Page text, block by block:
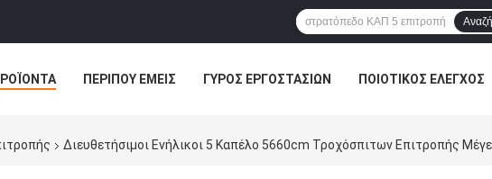
ΠΕΡΊΠΟΥ ΕΜΕΊΣ ΓΎΡΟΣ ΕΡΓΟΣΤΑΣΊΩΝ ΠΟΙΟΤΙΚΌΣ ΈΛΕΓΧΟΣ
Διευθετήσιμοι Ενήλικοι 5 Καπέλο 5660cm Τροχόσπιτων Επιτροπής